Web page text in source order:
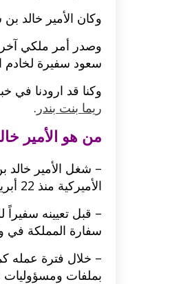
وكان الأمير خالد
وصدر أمر ملكي آخر
سعود سفيرة لخادم
وكنا قد ارودنا في
ريما بنت بندر .
من هو الأمير
– شغل الأمير خالد
الأميركية منذ 22 أبريل من عام 2017.
– قبل تعيينه
سفارة المملكة في
– خلال فترة عمله
بملفات ومسؤوليات